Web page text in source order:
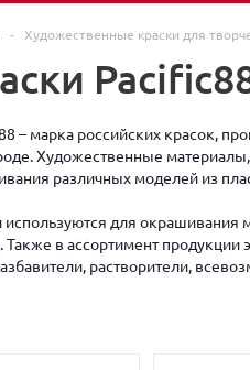
- Художественные краски для
– марка российских красок,
Художественные
различных моделей из
используются для окрашивания
Также в ассортимент продукции
растворители,